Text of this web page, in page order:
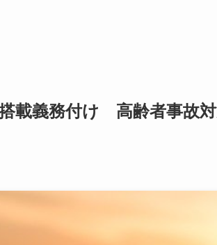
載義務付け 高齢者事故